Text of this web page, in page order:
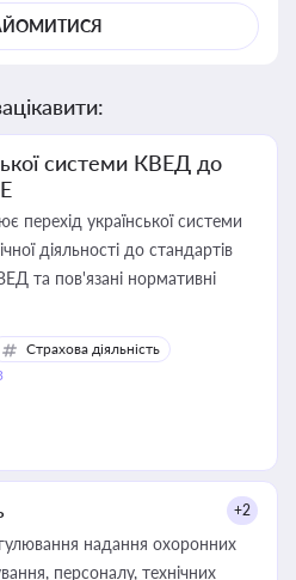
системи КВЕД до
перехід української системи
діяльності до стандартів
та пов'язані нормативні
Страхова діяльність
+2
надання охоронних
персоналу, технічних